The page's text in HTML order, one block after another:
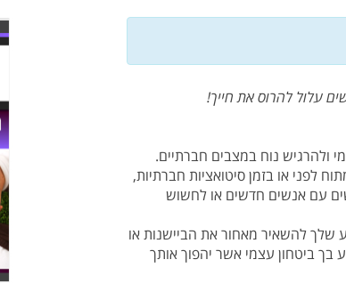
עלול להרוס את חייך!
ולהרגיש נוח במצבים חברתיים.
לפני או בזמן סיטואציות חברתיות,
עם אנשים חדשים או לחשוש
להשאיר מאחור את הביישנות או
ביטחון עצמי אשר יהפוך אותך